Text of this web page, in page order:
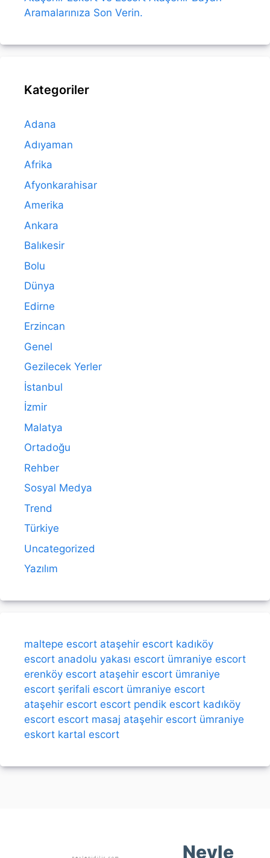
Aramalarınıza Son Verin.
Kategoriler
Adana
Adıyaman
Afrika
Afyonkarahisar
Amerika
Ankara
Balıkesir
Bolu
Dünya
Edirne
Erzincan
Genel
Gezilecek Yerler
İstanbul
İzmir
Malatya
Ortadoğu
Rehber
Sosyal Medya
Trend
Türkiye
Uncategorized
Yazılım
maltepe escort ataşehir escort kadıköy
escort anadolu yakası escort ümraniye escort
erenköy escort ataşehir escort ümraniye
escort şerifali escort ümraniye escort
ataşehir escort escort pendik escort kadıköy
escort escort masaj ataşehir escort ümraniye
eskort kartal escort
Neyle